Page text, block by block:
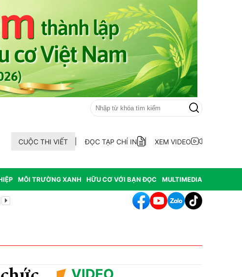
CUỘC THI VIẾT ĐỌC TẠP CHÍ IN XEM VIDEO
MÔI TRƯỜNG XANH HỮU CƠ VỚI BẠN ĐỌC MULTIMEDIA
Sầu riêng Đắk Lắk 2026 là đòn bẩy cho quảng bá thương hiệu và thu hút